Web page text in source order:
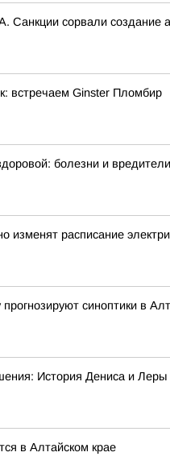
Санкции сорвали создание
встречаем Ginster Пломбир
болезни и
изменят расписание
синоптики в
История Дениса и Леры
в Алтайском крае